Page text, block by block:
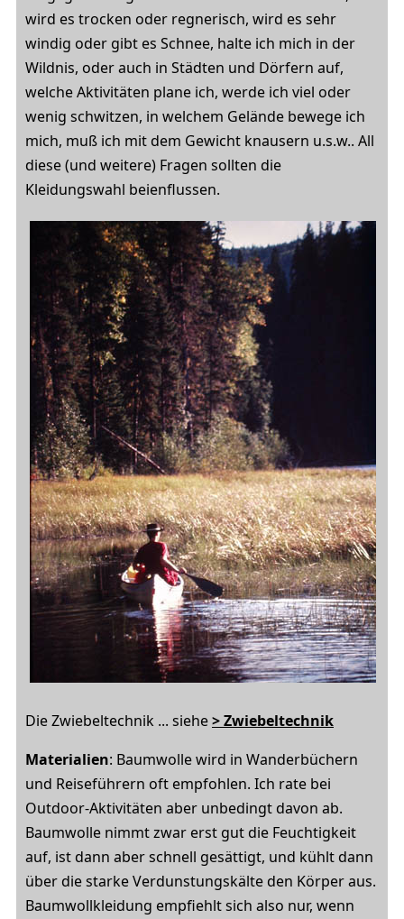
wird es trocken oder regnerisch, wird es sehr
windig oder gibt es Schnee, halte ich mich in der
Wildnis, oder auch in Städten und Dörfern auf,
welche Aktivitäten plane ich, werde ich viel oder
wenig schwitzen, in welchem Gelände bewege ich
mich, muß ich mit dem Gewicht knausern u.s.w.. All
diese (und weitere) Fragen sollten die
Kleidungswahl beienflussen.
Die Zwiebeltechnik ... siehe> Zwiebeltechnik
Materialien: Baumwolle wird in Wanderbüchern
und Reiseführern oft empfohlen. Ich rate bei
Outdoor-Aktivitäten aber unbedingt davon ab.
Baumwolle nimmt zwar erst gut die Feuchtigkeit
auf, ist dann aber schnell gesättigt, und kühlt dann
über die starke Verdunstungskälte den Körper aus.
Baumwollkleidung empfiehlt sich also nur, wenn